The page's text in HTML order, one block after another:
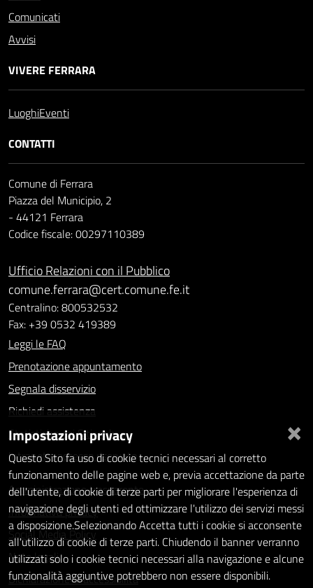
Comunicati
Avvisi
VIVERE FERRARA
LuoghiEventi
CONTATTI
Comune di Ferrara
Piazza del Municipio, 2
- 44121 Ferrara
Codice fiscale: 00297110389
Ufficio Relazioni con il Pubblico
comune.ferrara@cert.comune.fe.it
Centralino: 800532532
Fax: +39 0532 419389
Leggi le FAQ
Prenotazione appuntamento
Segnala disservizio
Richiedi assistenza
Statistiche dei Siti web
Intranet - accesso riservato
Amministrazione trasparente
Informativa privacy
Social Media Policy
Note legali
Dichiarazione di accessibilità
×
Impostazioni privacy
Questo Sito fa uso di cookie tecnici necessari al corretto
funzionamento delle pagine web e, previa accettazione da parte
dell'utente, di cookie di terze parti per migliorare l'esperienza di
navigazione degli utenti ed ottimizzare l'utilizzo dei servizi messi
a disposizione.Selezionando Accetta tutti i cookie si acconsente
all'utilizzo di cookie di terze parti. Chiudendo il banner verranno
utilizzati solo i cookie tecnici necessari alla navigazione e alcune
funzionalità aggiuntive potrebbero non essere disponibili.